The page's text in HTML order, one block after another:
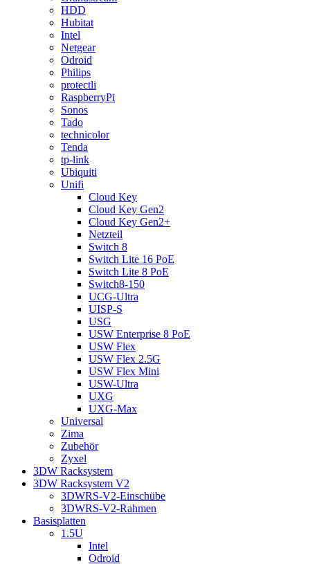
HDD
Hubitat
Intel
Netgear
Odroid
Philips
protectli
RaspberryPi
Sonos
Tado
technicolor
Tenda
tp-link
Ubiquiti
Unifi
Cloud Key
Cloud Key Gen2
Cloud Key Gen2+
Netzteil
Switch 8
Switch Lite 16 PoE
Switch Lite 8 PoE
Switch8-150
UCG-Ultra
UISP-S
USG
USW Enterprise 8 PoE
USW Flex
USW Flex 2.5G
USW Flex Mini
USW-Ultra
UXG
UXG-Max
Universal
Zima
Zubehör
Zyxel
3DW Racksystem
3DW Racksystem V2
3DWRS-V2-Einschübe
3DWRS-V2-Rahmen
Basisplatten
1.5U
Intel
Odroid